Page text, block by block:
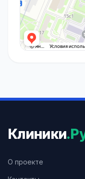
Клиники
О проекте